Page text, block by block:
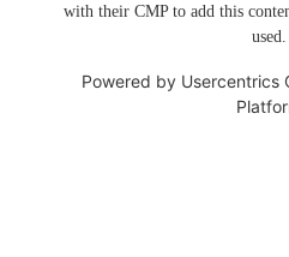
with their CMP to add this
used.
Powered by Usercentrics